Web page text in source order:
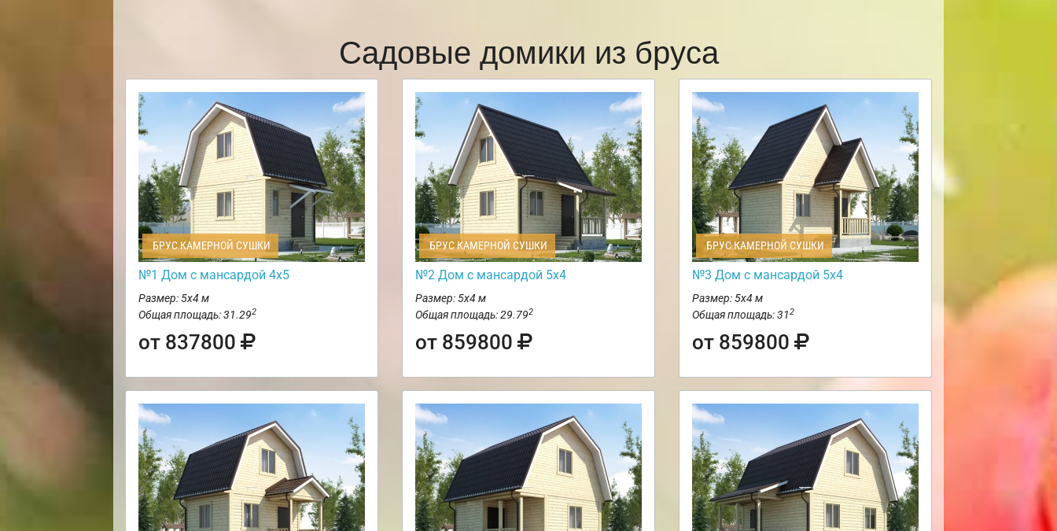
Садовые домики из бруса
БРУС КАМЕРНОЙ СУШКИ
№1 Дом с мансардой 4х5
Размер: 5х4 м
Общая площадь: 31.292
от 837800
БРУС КАМЕРНОЙ СУШКИ
№2 Дом с мансардой 5х4
Размер: 5х4 м
Общая площадь: 29.792
от 859800
БРУС КАМЕРНОЙ СУШКИ
№3 Дом с мансардой 5х4
Размер: 5х4 м
Общая площадь: 312
от 859800